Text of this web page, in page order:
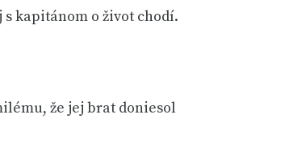
kapitánom o život chodí.
že jej brat doniesol